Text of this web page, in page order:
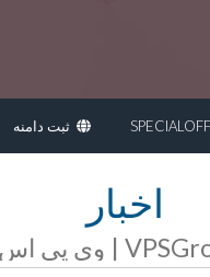
ثبت دامنه
اخبار